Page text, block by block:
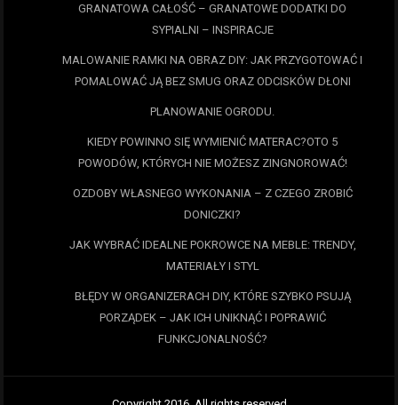
GRANATOWA CAŁOŚĆ – GRANATOWE DODATKI DO
SYPIALNI – INSPIRACJE
MALOWANIE RAMKI NA OBRAZ DIY: JAK PRZYGOTOWAĆ I
POMALOWAĆ JĄ BEZ SMUG ORAZ ODCISKÓW DŁONI
PLANOWANIE OGRODU.
KIEDY POWINNO SIĘ WYMIENIĆ MATERAC?OTO 5
POWODÓW, KTÓRYCH NIE MOŻESZ ZINGNOROWAĆ!
OZDOBY WŁASNEGO WYKONANIA – Z CZEGO ZROBIĆ
DONICZKI?
JAK WYBRAĆ IDEALNE POKROWCE NA MEBLE: TRENDY,
MATERIAŁY I STYL
BŁĘDY W ORGANIZERACH DIY, KTÓRE SZYBKO PSUJĄ
PORZĄDEK – JAK ICH UNIKNĄĆ I POPRAWIĆ
FUNKCJONALNOŚĆ?